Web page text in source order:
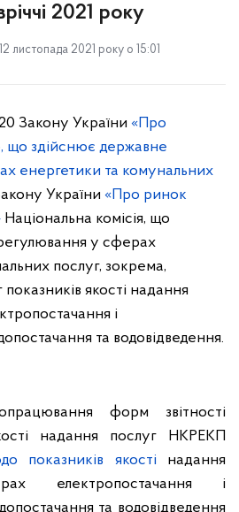
2021 року
листопада 2021 року о 15:01
Закону України «Про
що здійснює державне
енергетики та комунальних
України «Про ринок
Національна комісія, що
у сферах
послуг, зокрема,
якості надання
і
та водовідведення.
форм звітності
надання послуг НКРЕКП
показників якості надання
електропостачання і
та водовідведення